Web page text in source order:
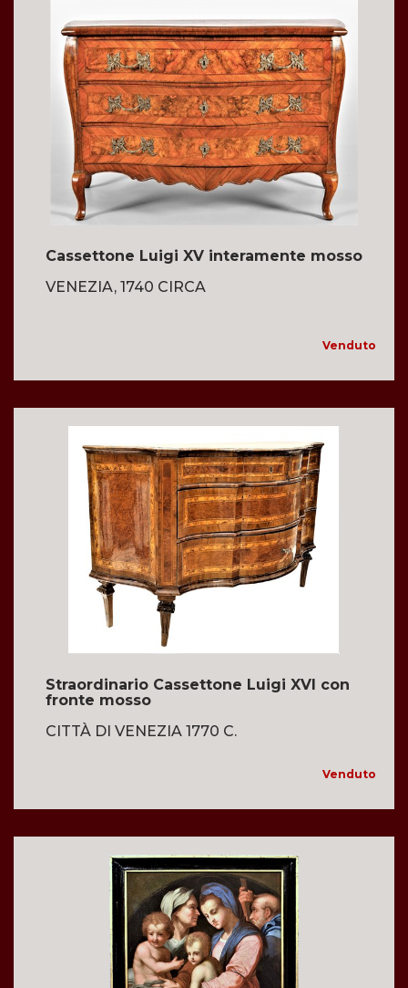
Cassettone Luigi XV interamente mosso
VENEZIA, 1740 CIRCA
Venduto
Straordinario Cassettone Luigi XVI con
fronte mosso
CITTÀ DI VENEZIA 1770 C.
Venduto